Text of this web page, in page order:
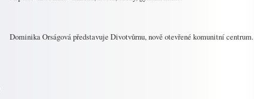
Dominika Orságová představuje Divotvůrnu, nově otevřené komunitní centrum.